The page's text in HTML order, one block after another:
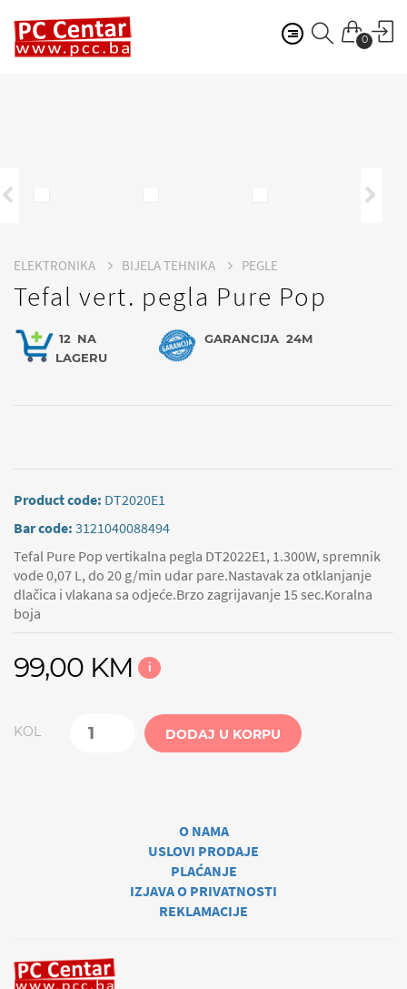
0
ELEKTRONIKA BIJELA TEHNIKA PEGLE
Tefal vert. pegla Pure Pop
12 NA
LAGERU
GARANCIJA 24M
Product code: DT2020E1
Bar code: 3121040088494
Tefal Pure Pop vertikalna pegla DT2022E1, 1.300W, spremnik
vode 0,07 L, do 20 g/min udar pare.Nastavak za otklanjanje
dlačica i vlakana sa odjeće.Brzo zagrijavanje 15 sec.Koralna
boja
99,00 KM i
KOL DODAJ U KORPU
O NAMA
USLOVI PRODAJE
PLAĆANJE
IZJAVA O PRIVATNOSTI
REKLAMACIJE